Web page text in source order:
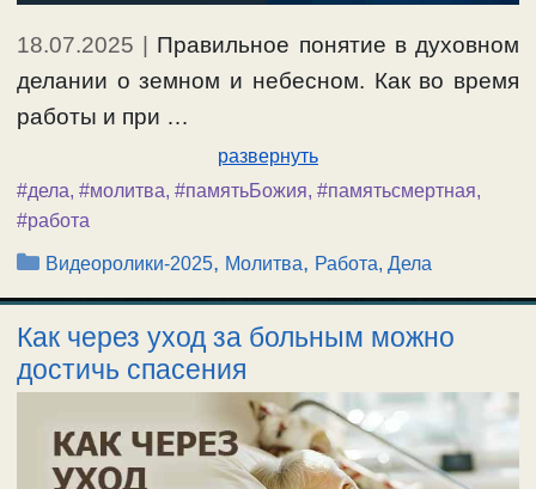
18.07.2025 | Правильное понятие в духовном
делании о земном и небесном. Как во время
работы и при …
развернуть
#дела, #молитва, #памятьБожия, #памятьсмертная,
#работа
Рубрики
Видеоролики-2025, Молитва, Работа, Дела
Как через уход за больным можно
достичь спасения